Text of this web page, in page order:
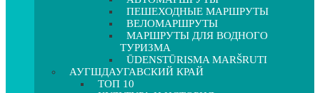
ПЕШЕХОДНЫЕ МАРШРУТЫ
ВЕЛОМАРШРУТЫ
МАРШРУТЫ ДЛЯ ВОДНОГО
ТУРИЗМА
ŪDENSTŪRISMA MARŠRUTI
АУГШДАУГАВСКИЙ КРАЙ
ТОП 10